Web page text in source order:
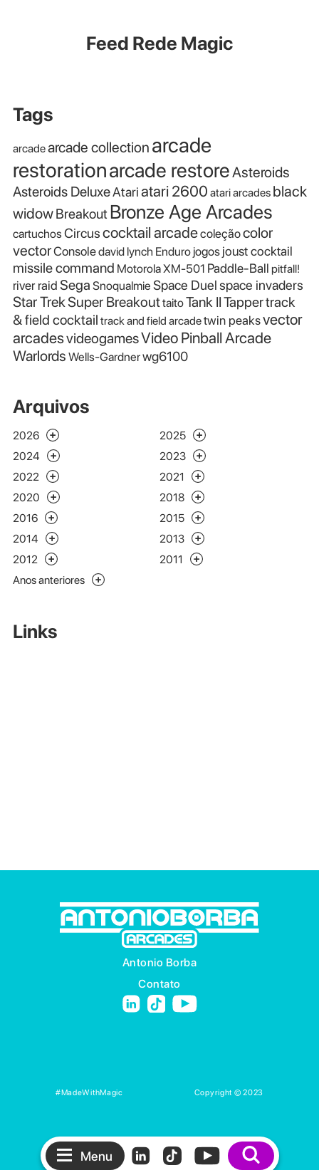
Menu
Feed Rede Magic
Tags
arcadearcade collection arcade
restorationarcade restoreAsteroids
Asteroids DeluxeAtariatari 2600 atari arcades black
widowBreakoutBronze Age Arcades
cartuchosCircuscocktail arcadecoleçãocolor
vectorConsoledavid lynch Enduro jogos joust cocktail
missile command Motorola XM-501 Paddle-Ball pitfall!
river raidSega Snoqualmie Space Duelspace invaders
Star TrekSuper BreakouttaitoTank IITappertrack
& field cocktail track and field arcadetwin peaksvector
arcadesvideogamesVideo Pinball Arcade
Warlords Wells-Gardnerwg6100
Arquivos
2026
2025
2024
2023
2022
2021
2020
2018
2016
2015
2014
2013
2012
2011
Anos anteriores
Links
Antonio Borba
Contato
#MadeWithMagic Copyright © 2023